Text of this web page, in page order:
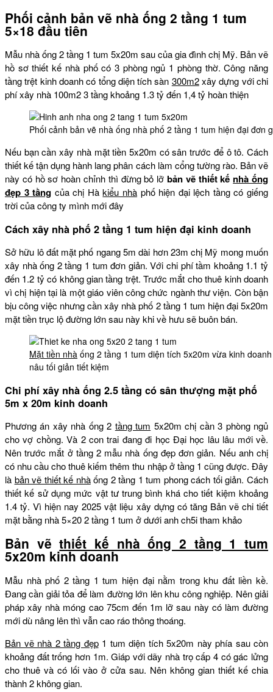
Phối cảnh bản vẽ nhà ống 2 tầng 1 tum
5×18 đầu tiên
Mẫu nhà ống 2 tầng 1 tum 5x20m sau của gia đình chị Mỹ. Bản vẽ
hồ sơ thiết kế nhà phố có 3 phòng ngủ 1 phòng thờ. Công năng
tầng trệt kinh doanh có tổng diện tích sàn 300m2xây dựng với chi
phí xây nhà 100m2 3 tầng khoảng 1.3 tỷ đến 1,4 tỷ hoàn thiện
Phối cảnh bản vẽ nhà ống nhà phố 2 tầng 1 tum hiện đại đơn
Nếu bạn cần xây nhà mặt tiền 5x20m có sân trước để ô tô. Cách
thiết kế tận dụng hành lang phân cách làm cổng tường rào. Bản vẽ
này có hồ sơ hoàn chỉnh thì đừng bỏ lỡ bản vẽ thiết kế nhà ống
đẹp 3 tầng của chị Hàkiểu nhà phố hiện đại lệch tầng có giếng
trời của công ty mình mới đây
Cách xây nhà phố 2 tầng 1 tum hiện đại kinh doanh
Sở hữu lô đất mặt phố ngang 5m dài hơn 23m chị Mỹ mong muốn
xây nhà ống 2 tầng 1 tum đơn giản. Với chi phí tầm khoảng 1.1 tỷ
đến 1.2 tỷ có không gian tầng trệt. Trước mắt cho thuê kinh doanh
vì chị hiện tại là một giáo viên công chức ngành thư viện. Còn bận
bịu công việc nhưng cần xây nhà phố 2 tầng 1 tum hiện đại 5x20m
mặt tiền trục lộ đường lớn sau này khi về hưu sẽ buôn bán.
Mặt tiền nhà ống 2 tầng 1 tum diện tích 5x20m vừa kinh
nâu tối giản tiết kiệm
Chi phí xây nhà ống 2.5 tầng có sân thượng mặt phố
5m x 20m kinh doanh
Phương án xây nhà ống 2 tầng tum 5x20m chị cần 3 phòng ngủ
cho vợ chồng. Và 2 con trai đang đi học Đại học lâu lâu mới về.
Nên trước mắt ở tầng 2 mẫu nhà ống đẹp đơn giản. Nếu anh chị
có nhu cầu cho thuê kiếm thêm thu nhập ở tầng 1 cũng được. Đây
là bản vẽ thiết kế nhàống 2 tầng 1 tum phong cách tối giản. Cách
thiết kế sử dụng mức vật tư trung bình khá cho tiết kiệm khoảng
1.4 tỷ. Vì hiện nay 2025 vật liệu xây dựng có tăng Bản vẽ chi tiết
mặt bằng nhà 5×20 2 tầng 1 tum ở dưới anh ch5i tham khảo
Bản vẽthiết kế nhà ống 2 tầng 1 tum
5x20m kinh doanh
Mẫu nhà phố 2 tầng 1 tum hiện đại nằm trong khu đất liền kề.
Đang cần giải tỏa để làm đường lớn lên khu công nghiệp. Nên giải
pháp xây nhà móng cao 75cm đến 1m lỡ sau này có làm đường
mới dù nâng lên thì vẫn cao ráo thông thoáng.
Bản vẽ nhà 2 tầng đẹp1 tum diện tích 5x20m này phía sau còn
khoảng đất trống hơn 1m. Giáp với dãy nhà trọ cấp 4 có gác lửng
cho thuê và có lối vào ở cửa sau. Nên không gian thiết kế chia
thành 2 không gian.